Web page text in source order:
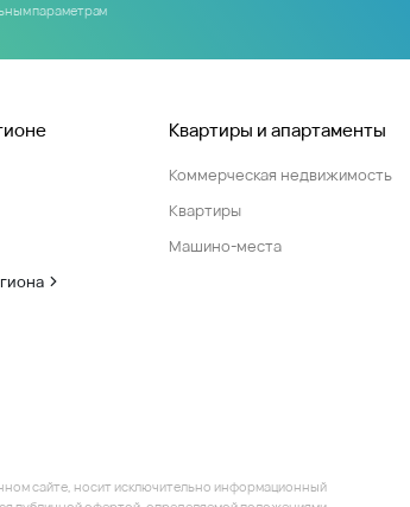
параметрам
Квартиры и апартаменты
Коммерческая недвижимость
Квартиры
Машино-места
сайте, носит исключительно информационный